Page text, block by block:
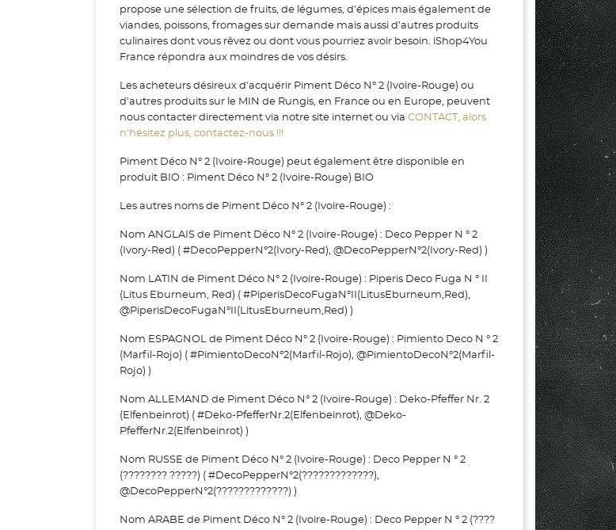
propose une sélection de fruits, de légumes, d’épices mais également de
viandes, poissons, fromages sur demande mais aussi d’autres produits
culinaires dont vous rêvez ou dont vous pourriez avoir besoin. iShop4You
France répondra aux moindres de vos désirs.
Les acheteurs désireux d'acquérir Piment Déco N° 2 (Ivoire-Rouge) ou
d’autres produits sur le MIN de Rungis, en France ou en Europe, peuvent
nous contacter directement via notre site internet ou via CONTACT, alors
n’hésitez plus, contactez-nous !!!
Piment Déco N° 2 (Ivoire-Rouge) peut également être disponible en
produit BIO : Piment Déco N° 2 (Ivoire-Rouge) BIO
Les autres noms de Piment Déco N° 2 (Ivoire-Rouge) :
Nom ANGLAIS de Piment Déco N° 2 (Ivoire-Rouge) : Deco Pepper N ° 2
(Ivory-Red) ( #DecoPepperN°2(Ivory-Red), @DecoPepperN°2(Ivory-Red) )
Nom LATIN de Piment Déco N° 2 (Ivoire-Rouge) : Piperis Deco Fuga N ° II
(Litus Eburneum, Red) ( #PiperisDecoFugaN°II(LitusEburneum,Red),
@PiperisDecoFugaN°II(LitusEburneum,Red) )
Nom ESPAGNOL de Piment Déco N° 2 (Ivoire-Rouge) : Pimiento Deco N ° 2
(Marfil-Rojo) ( #PimientoDecoN°2(Marfil-Rojo), @PimientoDecoN°2(Marfil-
Rojo) )
Nom ALLEMAND de Piment Déco N° 2 (Ivoire-Rouge) : Deko-Pfeffer Nr. 2
(Elfenbeinrot) ( #Deko-PfefferNr.2(Elfenbeinrot), @Deko-
PfefferNr.2(Elfenbeinrot) )
Nom RUSSE de Piment Déco N° 2 (Ivoire-Rouge) : Deco Pepper N ° 2
(???????? ?????) ( #DecoPepperN°2(?????????????),
@DecoPepperN°2(?????????????) )
Nom ARABE de Piment Déco N° 2 (Ivoire-Rouge) : Deco Pepper N ° 2 (????